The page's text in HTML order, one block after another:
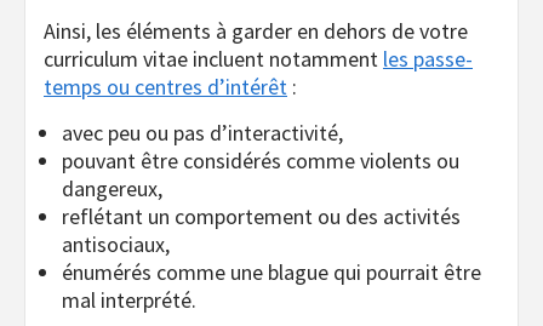
Ainsi, les éléments à garder en dehors de votre
curriculum vitae incluent notamment les passe-
temps ou centres d’intérêt :
avec peu ou pas d’interactivité,
pouvant être considérés comme violents ou
dangereux,
reflétant un comportement ou des activités
antisociaux,
énumérés comme une blague qui pourrait être
mal interprété.